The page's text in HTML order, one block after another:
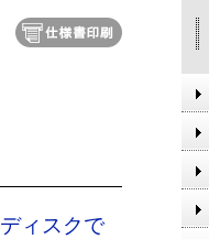
ィスクで